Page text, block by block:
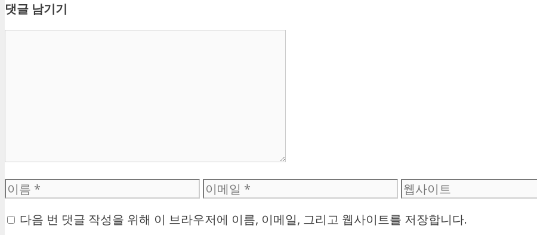
댓글 남기기
이
이
일
웹
이
다음 번 댓글 작성을 위해 이 브라우저에 이름, 이메일, 그리고 웹사이트를 저장합니다.